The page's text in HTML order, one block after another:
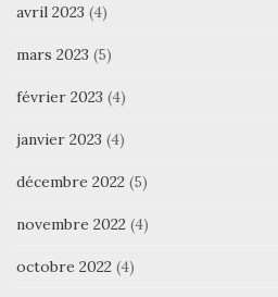
avril 2023 (4)
mars 2023 (5)
février 2023 (4)
janvier 2023 (4)
décembre 2022 (5)
novembre 2022 (4)
octobre 2022 (4)